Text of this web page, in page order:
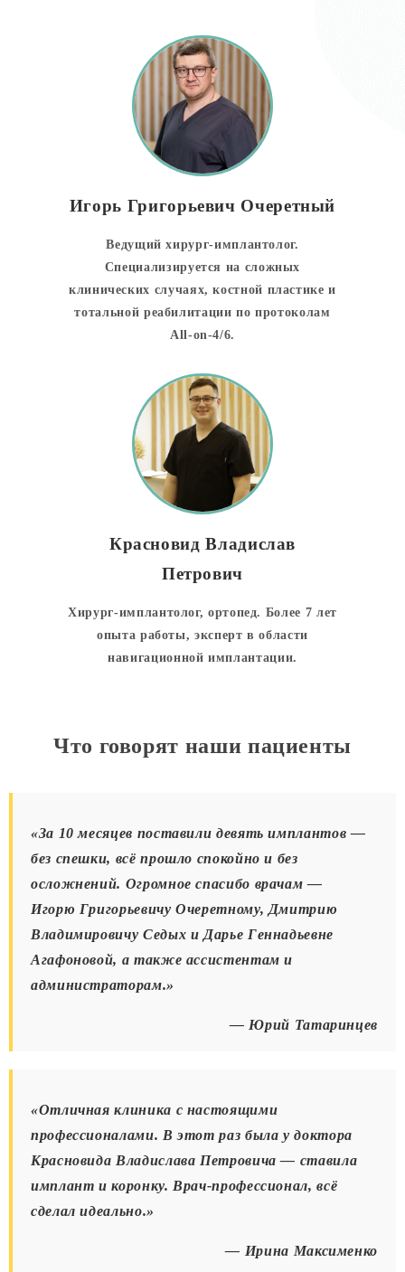
Игорь Григорьевич Очеретный
Ведущий хирург-имплантолог.
Специализируется на сложных
клинических случаях, костной пластике и
тотальной реабилитации по протоколам
All-on-4/6.
Красновид Владислав
Петрович
Хирург-имплантолог, ортопед. Более 7 лет
опыта работы, эксперт в области
навигационной имплантации.
Что говорят наши пациенты
«За 10 месяцев поставили девять имплантов —
без спешки, всё прошло спокойно и без
осложнений. Огромное спасибо врачам —
Игорю Григорьевичу Очеретному, Дмитрию
Владимировичу Седых и Дарье Геннадьевне
Агафоновой, а также ассистентам и
администраторам.»
— Юрий Татаринцев
«Отличная клиника с настоящими
профессионалами. В этот раз была у доктора
Красновида Владислава Петровича — ставила
имплант и коронку. Врач-профессионал, всё
сделал идеально.»
— Ирина Максименко